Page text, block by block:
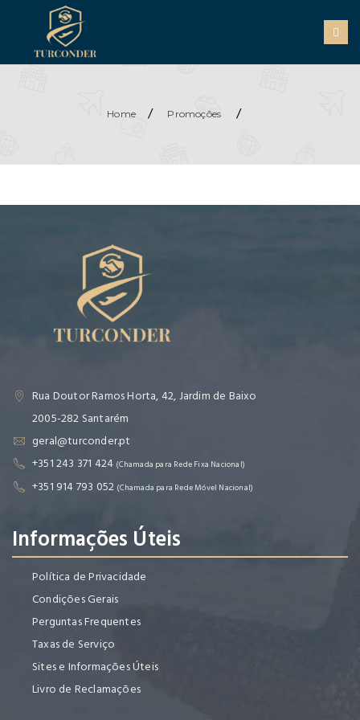
Home / Promoções /
Rua Doutor Ramos Horta, 42, Jardim de Baixo
2005-282 Santarém
geral@turconder.pt
+351 243 371 424 (Chamada para Rede Fixa Nacional)
+351 914 793 052 (Chamada para Rede Móvel Nacional)
Informações Úteis
Política de Privacidade
Condições Gerais
Perguntas Frequentes
Taxas de Serviço
Sites e Informações Úteis
Livro de Reclamações